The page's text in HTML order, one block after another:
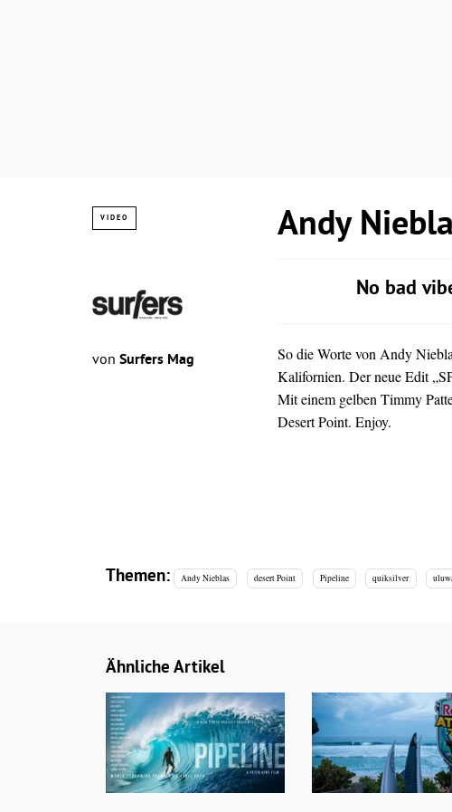
VIDEO Andy
von Surfers Mag
No bad
So die Worte von Andy
Kalifornien. Der neue Edit
Mit einem gelben Timmy
Desert Point. Enjoy.
Themen: Andy Nieblas desert Point Pipeline quiksilver
Ähnliche Artikel